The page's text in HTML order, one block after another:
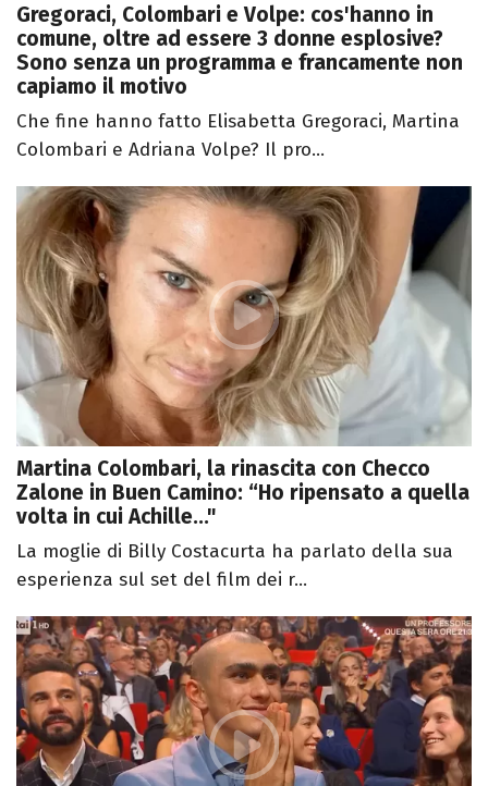
Gregoraci, Colombari e Volpe: cos'hanno in
comune, oltre ad essere 3 donne esplosive?
Sono senza un programma e francamente non
capiamo il motivo
Che fine hanno fatto Elisabetta Gregoraci, Martina
Colombari e Adriana Volpe? Il pro...
Martina Colombari, la rinascita con Checco
Zalone in Buen Camino: “Ho ripensato a quella
volta in cui Achille..."
La moglie di Billy Costacurta ha parlato della sua
esperienza sul set del film dei r...